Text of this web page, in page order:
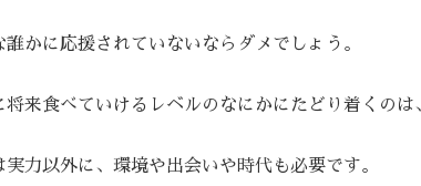
誰かに応援されていないならダメでしょう。
将来食べていけるレベルのなにかにたどり着くのは
実力以外に、環境や出会いや時代も必要です。